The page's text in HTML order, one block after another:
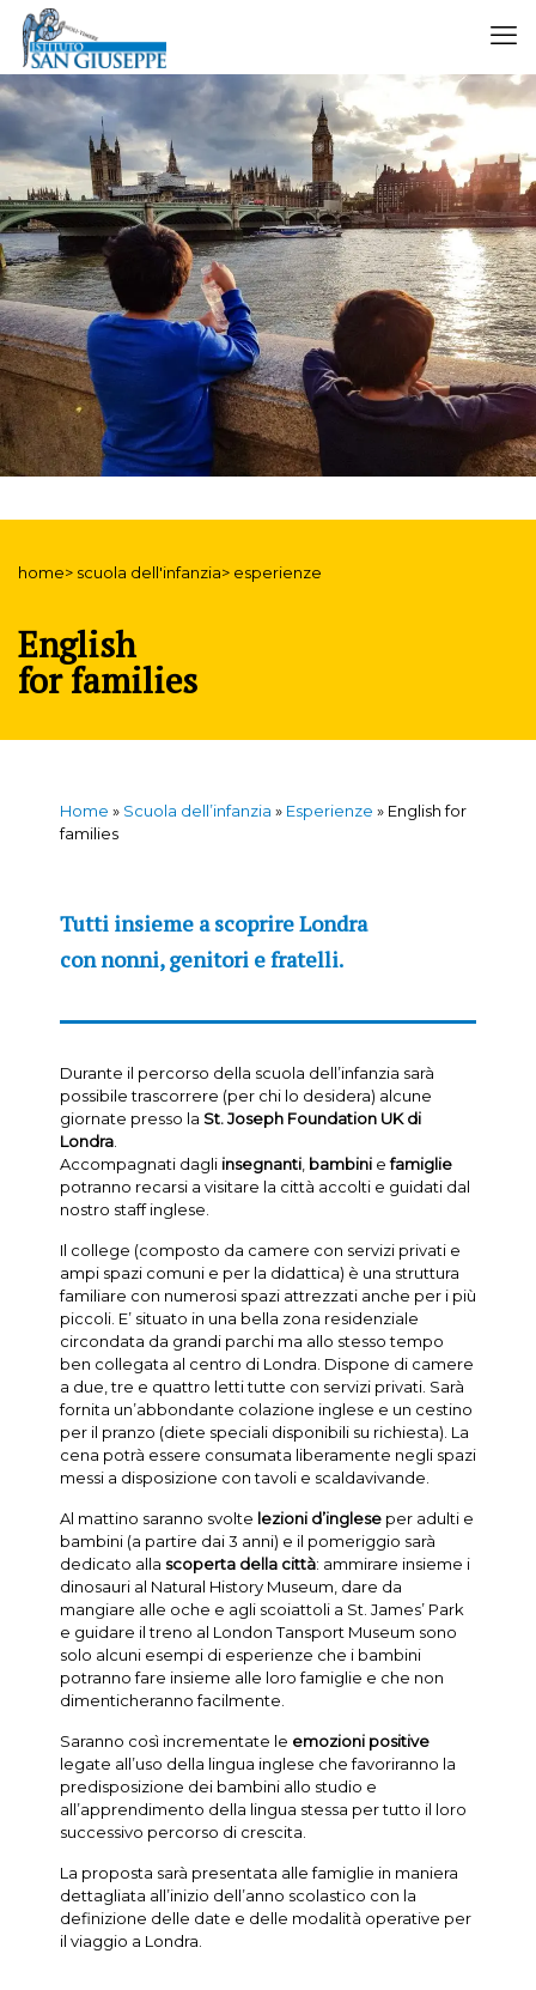
home> scuola dell'infanzia> esperienze
English
for families
Home » Scuola dell’infanzia » Esperienze » English for
families
Tutti insieme a scoprire Londra
con nonni, genitori e fratelli.
Durante il percorso della scuola dell’infanzia sarà
possibile trascorrere (per chi lo desidera) alcune
giornate presso la St. Joseph Foundation UK di
Londra.
Accompagnati dagli insegnanti, bambiniefamiglie
potranno recarsi a visitare la città accolti e guidati dal
nostro staff inglese.
Il college (composto da camere con servizi privati e
ampi spazi comuni e per la didattica) è una struttura
familiare con numerosi spazi attrezzati anche per i più
piccoli. E’ situato in una bella zona residenziale
circondata da grandi parchi ma allo stesso tempo
ben collegata al centro di Londra. Dispone di camere
a due, tre e quattro letti tutte con servizi privati. Sarà
fornita un’abbondante colazione inglese e un cestino
per il pranzo (diete speciali disponibili su richiesta). La
cena potrà essere consumata liberamente negli spazi
messi a disposizione con tavoli e scaldavivande.
Al mattino saranno svolte lezioni d’ingleseper adulti e
bambini (a partire dai 3 anni) e il pomeriggio sarà
dedicato alla scoperta della città: ammirare insieme i
dinosauri al Natural History Museum, dare da
mangiare alle oche e agli scoiattoli a St. James’ Park
e guidare il treno al London Tansport Museum sono
solo alcuni esempi di esperienze che i bambini
potranno fare insieme alle loro famiglie e che non
dimenticheranno facilmente.
Saranno così incrementate le emozioni positive
legate all’uso della lingua inglese che favoriranno la
predisposizione dei bambini allo studio e
all’apprendimento della lingua stessa per tutto il loro
successivo percorso di crescita.
La proposta sarà presentata alle famiglie in maniera
dettagliata all’inizio dell’anno scolastico con la
definizione delle date e delle modalità operative per
il viaggio a Londra.